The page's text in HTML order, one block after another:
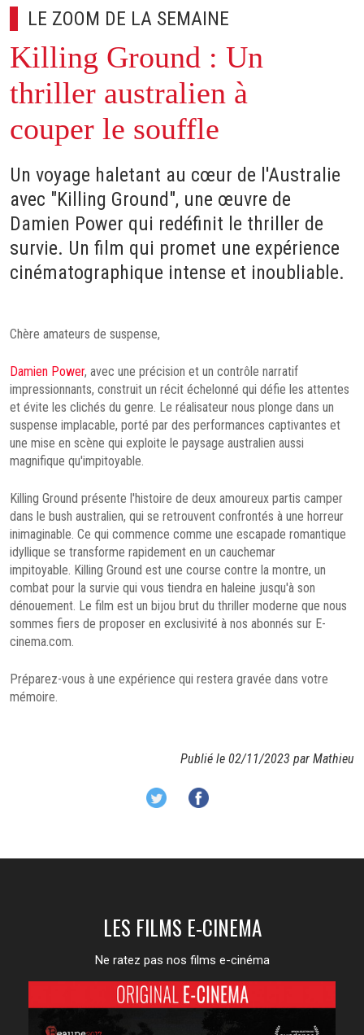
LE ZOOM DE LA SEMAINE
Killing Ground : Un
thriller australien à
couper le souffle
Un voyage haletant au cœur de l'Australie
avec "Killing Ground", une œuvre de
Damien Power qui redéfinit le thriller de
survie. Un film qui promet une expérience
cinématographique intense et inoubliable.
Chère amateurs de suspense,
Damien Power, avec une précision et un contrôle narratif
impressionnants, construit un récit échelonné qui défie les attentes
et évite les clichés du genre. Le réalisateur nous plonge dans un
suspense implacable, porté par des performances captivantes et
une mise en scène qui exploite le paysage australien aussi
magnifique qu'impitoyable.
Killing Ground présente l'histoire de deux amoureux partis camper
dans le bush australien, qui se retrouvent confrontés à une horreur
inimaginable. Ce qui commence comme une escapade romantique
idyllique se transforme rapidement en un cauchemar
impitoyable. Killing Ground est une course contre la montre, un
combat pour la survie qui vous tiendra en haleine jusqu'à son
dénouement. Le film est un bijou brut du thriller moderne que nous
sommes fiers de proposer en exclusivité à nos abonnés sur E-
cinema.com.
Préparez-vous à une expérience qui restera gravée dans votre
mémoire.
Publié le 02/11/2023 par Mathieu
LES FILMS E-CINEMA
Ne ratez pas nos films e-cinéma